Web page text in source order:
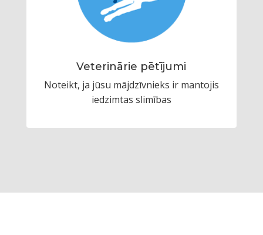
Veterinārie pētījumi
Noteikt, ja jūsu mājdzīvnieks ir mantojis
iedzimtas slimības